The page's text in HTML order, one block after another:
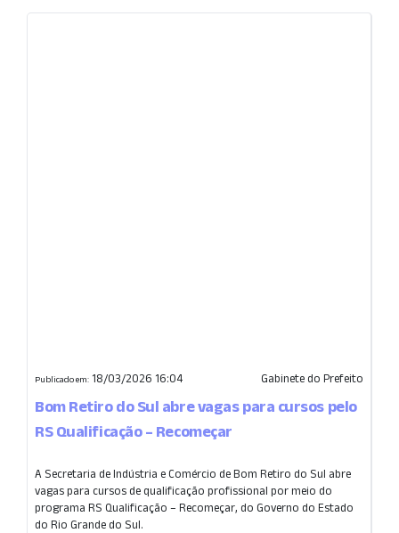
Publicado em: 18/03/2026 16:04 Gabinete do Prefeito
Bom Retiro do Sul abre vagas para cursos pelo
RS Qualificação – Recomeçar
A Secretaria de Indústria e Comércio de Bom Retiro do Sul abre
vagas para cursos de qualificação profissional por meio do
programa RS Qualificação – Recomeçar, do Governo do Estado
do Rio Grande do Sul.